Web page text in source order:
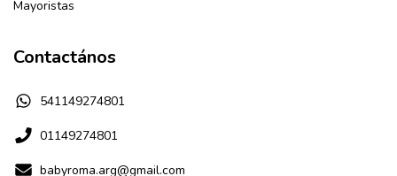
Mayoristas
Contactános
541149274801
01149274801
babyroma.arg@gmail.com